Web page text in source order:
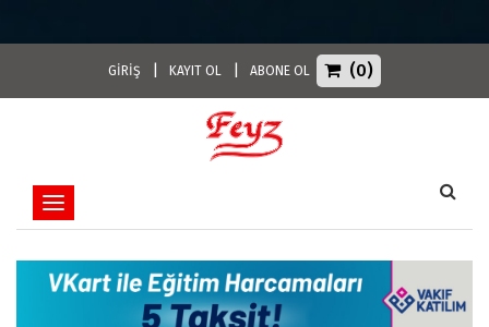
GİRİŞ KAYIT OL ABONE OL (0)
Toggle navigation